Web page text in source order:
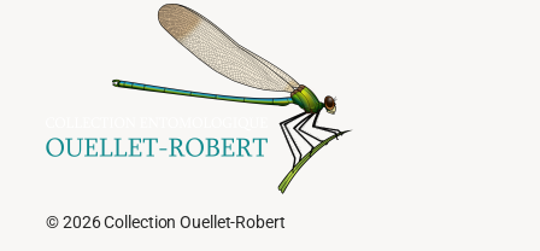
© 2026 Collection Ouellet-Robert